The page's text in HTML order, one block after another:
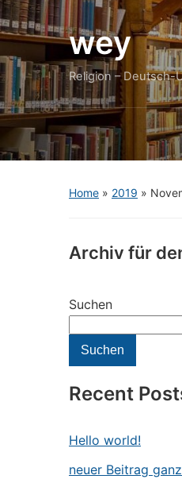
wey
Religion – Deutsch-
Home » 2019 »
Archiv für
Suchen
Suchen
Recent
Hello world!
neuer Beitrag